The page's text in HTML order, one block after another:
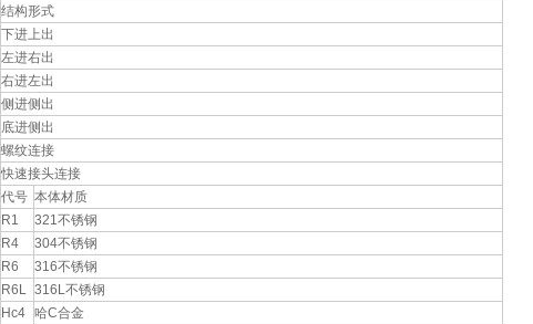
结构形式
下进上出
左进右出
右进左出
侧进侧出
底进侧出
螺纹连接
快速接头连接
代号 本体材质
R1
321不锈钢
R4
304不锈钢
R6
316不锈钢
R6L 316L不锈钢
Hc4 哈C合金